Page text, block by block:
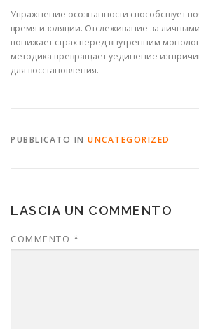
Упражнение осознанности способствует
время изоляции. Отслеживание за
понижает страх перед внутренним
методика превращает уединение из
для восстановления.
PUBBLICATO IN UNCATEGORIZED
LASCIA UN COMMENTO
COMMENTO *